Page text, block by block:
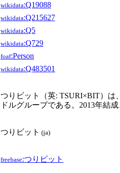
wikidata:Q19088
wikidata:Q215627
wikidata:Q5
wikidata:Q729
foaf:Person
wikidata:Q483501
つりビット（英: TSURI×BIT）は
ドルグループである。2013年結
つりビット (ja)
freebase:つりビット